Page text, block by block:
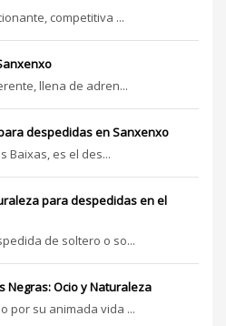
competitiva ...
llena de adren...
despedidas en Sanxenxo
Baixas, es el des...
para despedidas en el
de soltero o so...
Negras: Ocio y Naturaleza
por su animada vida ...